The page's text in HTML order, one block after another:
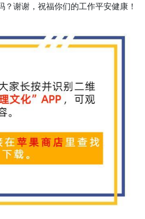
谢谢，祝福你们的工作平安健康！